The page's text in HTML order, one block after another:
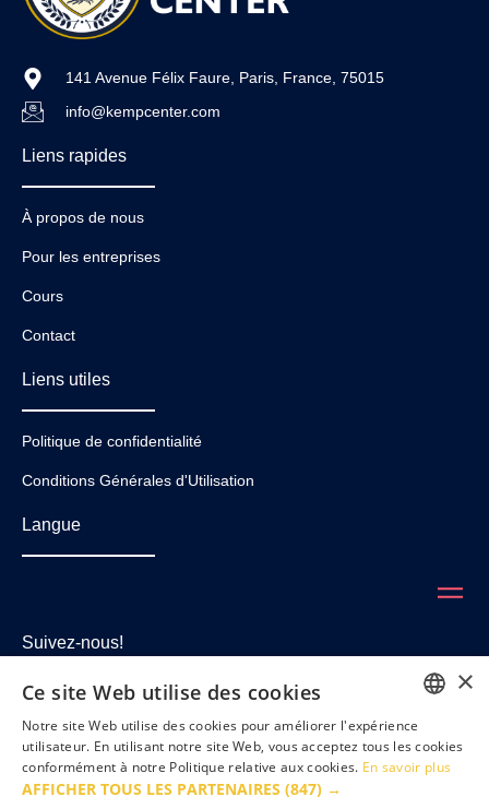
141 Avenue Félix Faure, Paris, France, 75015
info@kempcenter.com
Liens rapides
À propos de nous
Pour les entreprises
Cours
Contact
Liens utiles
Politique de confidentialité
Conditions Générales d'Utilisation
Langue
Suivez-nous!
ENGLISH
×
Ce site Web utilise des cookies
Notre site Web utilise des cookies pour améliorer l'expérience
utilisateur. En utilisant notre site Web, vous acceptez tous les cookies
conformément à notre Politique relative aux cookies. En savoir plus
AFFICHER TOUS LES PARTENAIRES (847) →